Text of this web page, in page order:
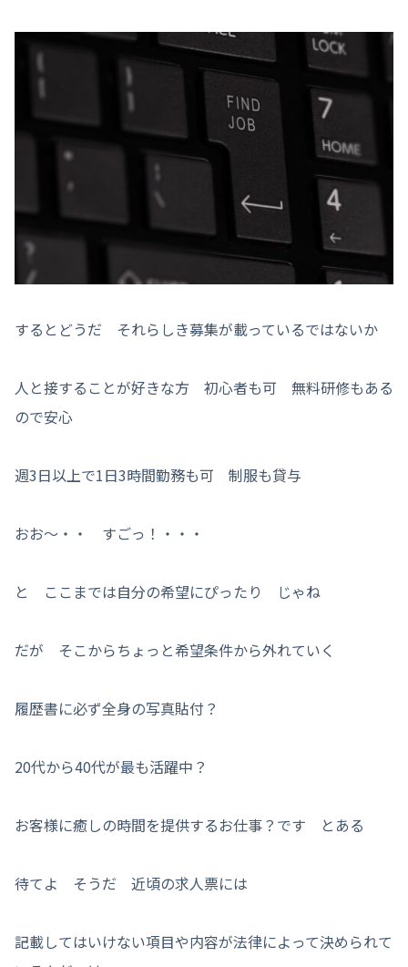
するとどうだ それらしき募集が載っているではないか
人と接することが好きな方 初心者も可 無料研修もある
ので安心
週3日以上で1日3時間勤務も可 制服も貸与
おお〜・・ すごっ！・・・
と ここまでは自分の希望にぴったり じゃね
だが そこからちょっと希望条件から外れていく
履歴書に必ず全身の写真貼付？
20代から40代が最も活躍中？
お客様に癒しの時間を提供するお仕事？です とある
待てよ そうだ 近頃の求人票には
記載してはいけない項目や内容が法律によって決められて